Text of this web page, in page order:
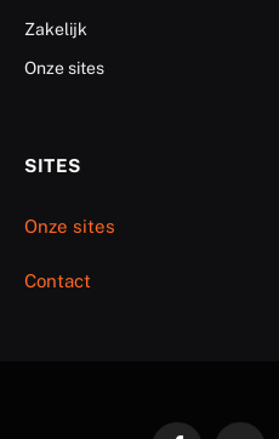
Zakelijk
Onze sites
SITES
Onze sites
Contact